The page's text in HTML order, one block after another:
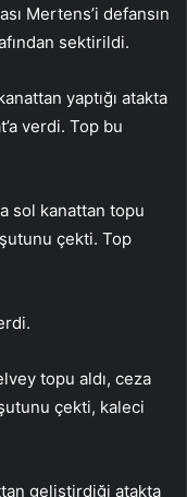
Mertens’i defansın
sektirildi.
yaptığı atakta
verdi. Top bu
sol kanattan topu
çekti. Top
topu aldı, ceza
çekti, kaleci
geliştirdiği atakta